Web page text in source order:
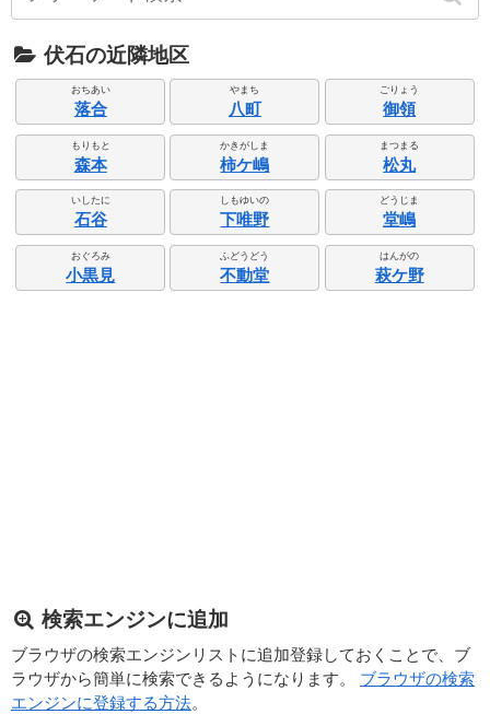
伏石の近隣地区
おちあい
落合
やまち
八町
ごりょう
御領
もりもと
森本
かきがしま
柿ケ嶋
まつまる
松丸
いしたに
石谷
しもゆいの
下唯野
どうじま
堂嶋
おぐろみ
小黒見
ふどうどう
不動堂
はんがの
萩ケ野
検索エンジンに追加
ブラウザの検索エンジンリストに追加登録しておくことで、ブ
ラウザから簡単に検索できるようになります。 ブラウザの検索
エンジンに登録する方法。